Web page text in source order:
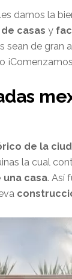
damos la
casas y
sean de gran
de la
la cual
casa. Así